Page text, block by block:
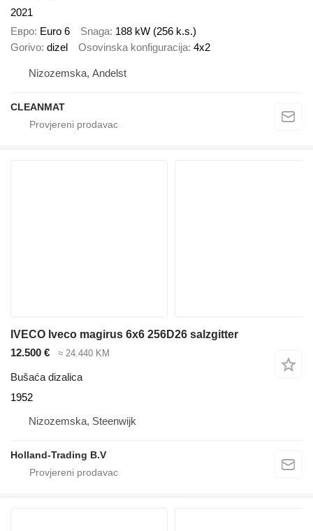
2021
Евро Euro 6 Snaga 188 kW (256 k.s.)
Gorivo dizel Osovinska konfiguracija 4x2
Nizozemska, Andelst
CLEANMAT
IVECO Iveco magirus 6x6 256D26 salzgitter
12.500 €
≈ 24.440 KM
Bušaća dizalica
1952
Nizozemska, Steenwijk
Holland-Trading B.V